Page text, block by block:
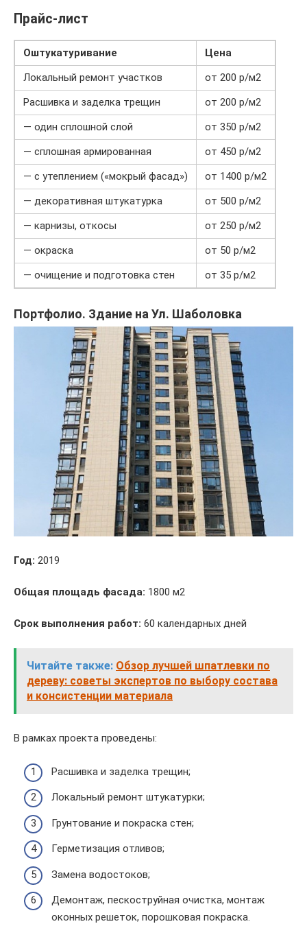
Прайс-лист
Оштукатуривание
Цена
Локальный ремонт участков
от 200 р/м2
Расшивка и заделка трещин
от 200 р/м2
— один сплошной слой
от 350 р/м2
— сплошная армированная
от 450 р/м2
— с утеплением («мокрый фасад»)
от 1400 р/м2
— декоративная штукатурка
от 500 р/м2
— карнизы, откосы
от 250 р/м2
— окраска
от 50 р/м2
— очищение и подготовка стен
от 35 р/м2
Портфолио. Здание на Ул. Шаболовка
Год: 2019
Общая площадь фасада: 1800 м2
Срок выполнения работ: 60 календарных дней
Читайте также: Обзор лучшей шпатлевки по
дереву: советы экспертов по выбору состава
и консистенции материала
В рамках проекта проведены:
Расшивка и заделка трещин;
Локальный ремонт штукатурки;
Грунтование и покраска стен;
Герметизация отливов;
Замена водостоков;
Демонтаж, пескоструйная очистка, монтаж
оконных решеток, порошковая покраска.